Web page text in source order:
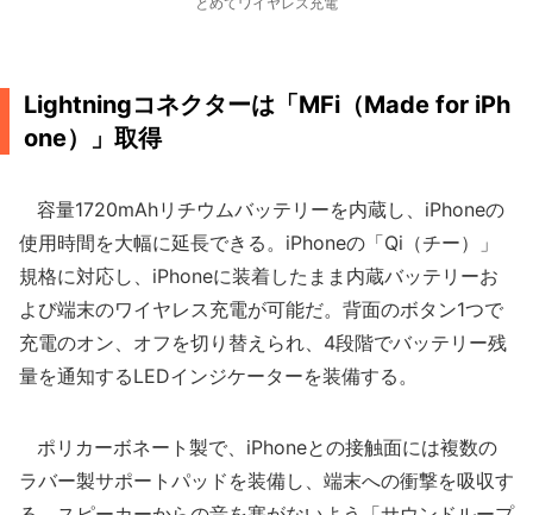
Lightningコネクターは「MFi（Made for iPh
one）」取得
容量1720mAhリチウムバッテリーを内蔵し、iPhoneの
使用時間を大幅に延長できる。iPhoneの「Qi（チー）」
規格に対応し、iPhoneに装着したまま内蔵バッテリーお
よび端末のワイヤレス充電が可能だ。背面のボタン1つで
充電のオン、オフを切り替えられ、4段階でバッテリー残
量を通知するLEDインジケーターを装備する。
ポリカーボネート製で、iPhoneとの接触面には複数の
ラバー製サポートパッドを装備し、端末への衝撃を吸収す